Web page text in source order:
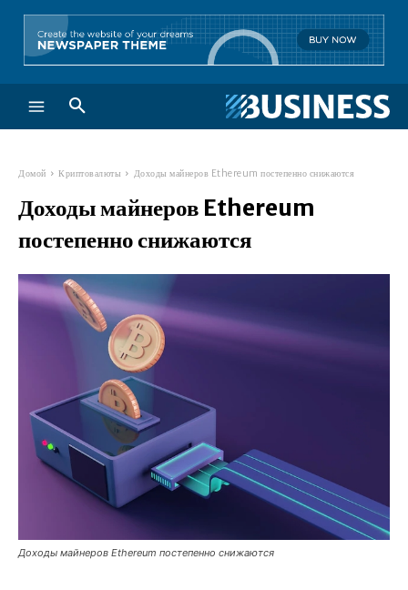
Домой Криптовалюты Доходы майнеров Ethereum постепенно снижаются
Доходы майнеров Ethereum
постепенно снижаются
Доходы майнеров Ethereum постепенно снижаются